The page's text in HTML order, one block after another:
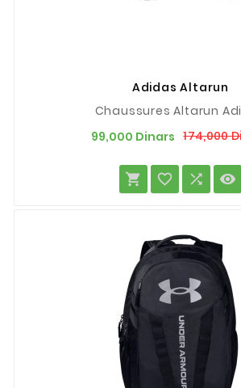
Adidas Altarun
Chaussures Altarun
99,000 Dinars 174,000
   